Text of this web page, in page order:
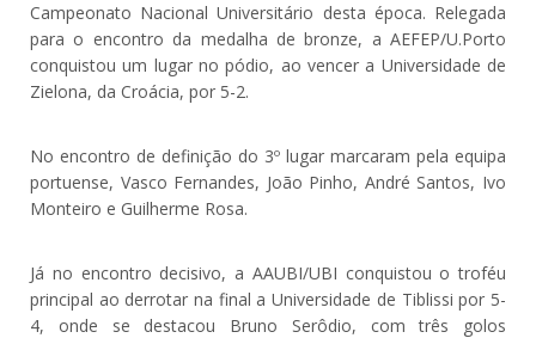
Campeonato Nacional Universitário desta época. Relegada
para o encontro da medalha de bronze, a AEFEP/U.Porto
conquistou um lugar no pódio, ao vencer a Universidade de
Zielona, da Croácia, por 5-2.
No encontro de definição do 3º lugar marcaram pela equipa
portuense, Vasco Fernandes, João Pinho, André Santos, Ivo
Monteiro e Guilherme Rosa.
Já no encontro decisivo, a AAUBI/UBI conquistou o troféu
principal ao derrotar na final a Universidade de Tiblissi por 5-
4, onde se destacou Bruno Serôdio, com três golos